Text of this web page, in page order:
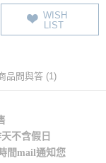
WISH
LIST
品問與答 (1)
不含假日
間mail通知您